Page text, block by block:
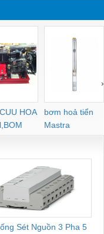
50-LT-11, IPH-
IPH-5A-40-
11
YB1-40/12 YB1-
HOA
CHAY
bơm hoả tiển
Mastra
›
Sét Nguồn 3 Pha 5